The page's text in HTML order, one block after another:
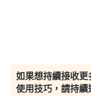
如果想持續接收
使用技巧，請持續